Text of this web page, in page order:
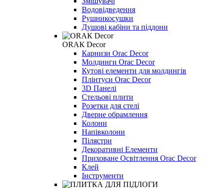
Водовідведення
Рушникосушки
Душові кабіни та піддони
ОRАК Decor
Карнизи Orac Decor
Молдинги Orac Decor
Кутові елементи для молдингів
Плінтуси Orac Decor
3D Панелі
Стельові плити
Розетки для стелі
Дверне обрамлення
Колони
Напівколони
Пілястри
Декоративні Елементи
Приховане Освітлення Orac Decor
Клей
Інструменти